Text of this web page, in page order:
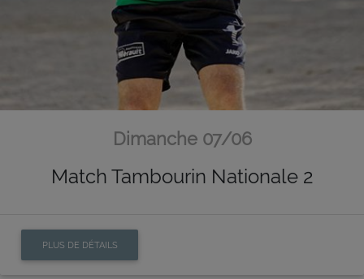
Dimanche 07/06
Match Tambourin Nationale 2
PLUS DE DÉTAILS